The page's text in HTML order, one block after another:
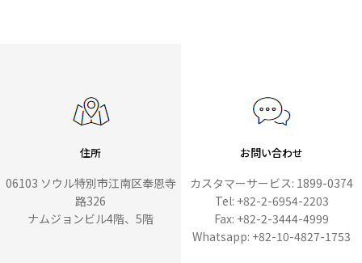
住所
06103 ソウル特別市江南区奉恩寺
路326
ナムジョンビル4階、5階
お問い合わせ
カスタマーサービス: 1899-0374
Tel: +82-2-6954-2203
Fax: +82-2-3444-4999
Whatsapp: +82-10-4827-1753